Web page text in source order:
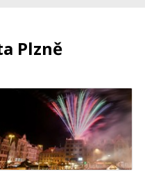
Plzně